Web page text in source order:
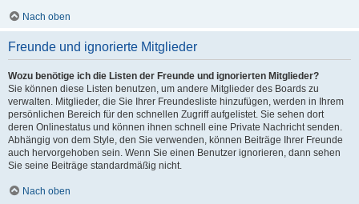
Nach oben
Freunde und ignorierte Mitglieder
Wozu benötige ich die Listen der Freunde und ignorierten Mitglieder?
Sie können diese Listen benutzen, um andere Mitglieder des Boards zu
verwalten. Mitglieder, die Sie Ihrer Freundesliste hinzufügen, werden in Ihrem
persönlichen Bereich für den schnellen Zugriff aufgelistet. Sie sehen dort
deren Onlinestatus und können ihnen schnell eine Private Nachricht senden.
Abhängig von dem Style, den Sie verwenden, können Beiträge Ihrer Freunde
auch hervorgehoben sein. Wenn Sie einen Benutzer ignorieren, dann sehen
Sie seine Beiträge standardmäßig nicht.
Nach oben